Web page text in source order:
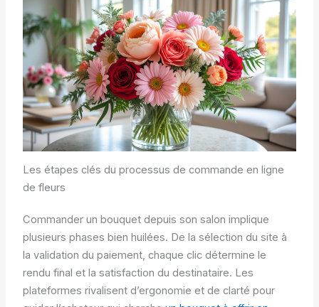
Les étapes clés du processus de commande en ligne
de fleurs
Commander un bouquet depuis son salon implique
plusieurs phases bien huilées. De la sélection du site à
la validation du paiement, chaque clic détermine le
rendu final et la satisfaction du destinataire. Les
plateformes rivalisent d’ergonomie et de clarté pour